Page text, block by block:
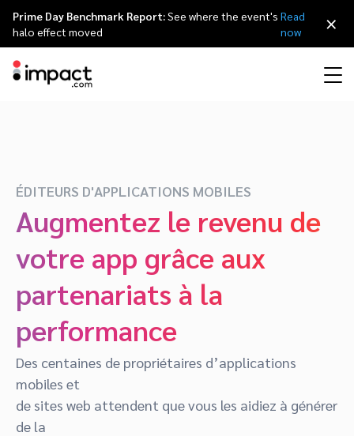
Identification et
Recrutement
Contrats et Rémunération
Conformité et Anti-Fraude
Creator
Advocate
Engager, gérer, récompenser et tracker vos clients parrainés
Marketing d’influence
Programme de parrainage
Business Development
Analystes Marketing
Marketing de partenariat SaaS
Partenaires Affiliés
Influenceurs partenaires
Partenaires Applications Mobiles
Éditeurs et Groupes de Médias Partenaires
Éditeurs premium d’actualité et média
Répertoire agences
Partenaires technologiques
Partenaires technologiques répertoire
Recommandez impact.com
Études de cas
La Partnership Economy
Partnerships Experience (iPX) Événement
Partnerships Experience Academy
Carrières
Communiqués de presse
日本語
Italiano
English
Prime Day Benchmark Report:See where the event's
halo effect moved
Read
now
×
ÉDITEURS D'APPLICATIONS MOBILES
Augmentez le revenu de
votre app grâce aux
partenariats à la
performance
Des centaines de propriétaires d’applications
mobiles et
de sites web attendent que vous les aidiez à générer
de la